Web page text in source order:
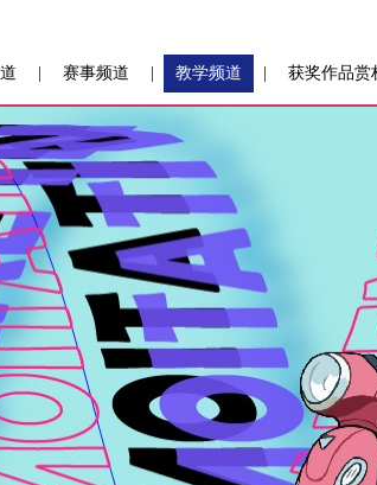
赛事频道 教学频道 获奖作品赏